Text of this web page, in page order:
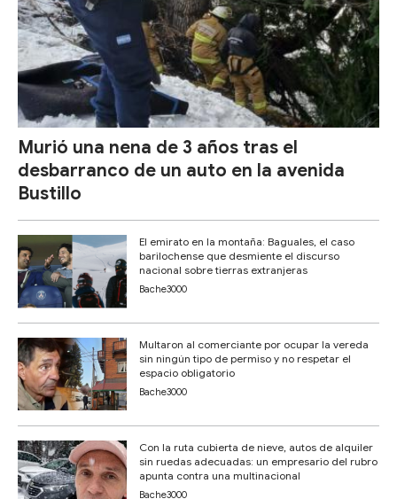
Murió una nena de 3 años tras el
desbarranco de un auto en la avenida
Bustillo
El emirato en la montaña: Baguales, el caso
barilochense que desmiente el discurso
nacional sobre tierras extranjeras
Bache3000
Multaron al comerciante por ocupar la vereda
sin ningún tipo de permiso y no respetar el
espacio obligatorio
Bache3000
Con la ruta cubierta de nieve, autos de alquiler
sin ruedas adecuadas: un empresario del rubro
apunta contra una multinacional
Bache3000